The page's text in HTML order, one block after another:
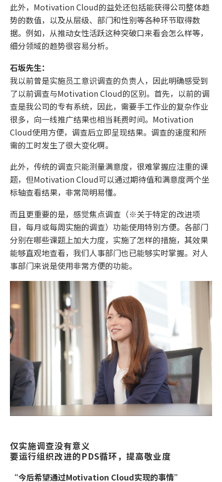
此外，Motivation Cloud的益处还包括能获得公司整体趋
势的数值，以及从层级、部门和性别等各种环节取得数
据。例如，从推动女性活跃这种突破口来看会怎么样等，
细分领域的趋势很容易分析。
石坂先生：
我以前曾是实施员工意识调查的负责人，因此明确感受到
了以前调查与Motivation Cloud的区别。首先，以前的调
查是我公司的专有系统，因此，需要手工作业的复杂作业
很多，向一线推广结果也相当耗费时间。Motivation
Cloud使用方便，调查后立即呈现结果。调查的速度和所
需的工时发生了很大变化啊。
此外，传统的调查只能测量满意度，很难掌握应注重的课
题，但Motivation Cloud可以通过期待值和满意度两个坐
标轴查看结果，非常简明易懂。
而且更重要的是，感觉焦点调查（※关于特定的改进项
目，每月或每周实施的调查）功能使用特别方便。各部门
分别在哪些课题上加大力度，实施了怎样的措施，其效果
能够直观地查看，我们人事部门也已能够实时掌握。对人
事部门来说是使用非常方便的功能。
仅实施调查没有意义
要运行组织改进的PDS循环，提高敬业度
“今后希望通过Motivation Cloud实现的事情”